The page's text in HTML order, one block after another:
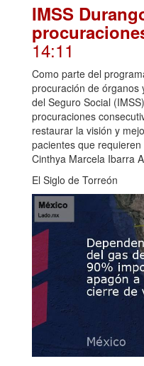
IMSS
14:11
Como parte del
procuración de órganos
del Seguro Social
procuraciones
restaurar la visión y
pacientes que
Cinthya Marcela Ibarra
El Siglo de Torreón